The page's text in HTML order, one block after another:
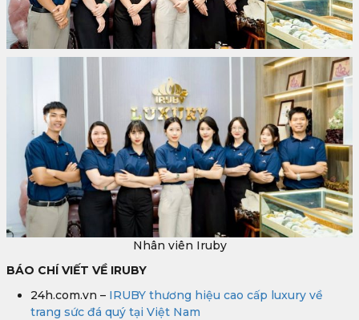
Nhân viên Iruby
BÁO CHÍ VIẾT VỀ IRUBY
24h.com.vn – IRUBY thương hiệu cao cấp luxury về
trang sức đá quý tại Việt Nam